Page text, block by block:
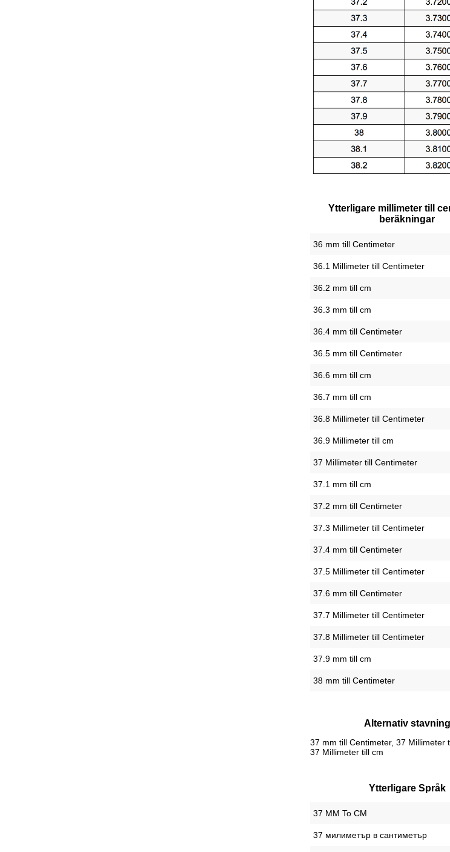
Ytterligare millimeter till
beräkningar
36 mm till Centimeter
36.1 Millimeter till Centimeter
36.2 mm till cm
36.3 mm till cm
36.4 mm till Centimeter
36.5 mm till Centimeter
36.6 mm till cm
36.7 mm till cm
36.8 Millimeter till Centimeter
36.9 Millimeter till cm
37 Millimeter till Centimeter
37.1 mm till cm
37.2 mm till Centimeter
37.3 Millimeter till Centimeter
37.4 mm till Centimeter
37.5 Millimeter till Centimeter
37.6 mm till Centimeter
37.7 Millimeter till Centimeter
37.8 Millimeter till Centimeter
37.9 mm till cm
38 mm till Centimeter
Alternativ stavning
37 mm till Centimeter, 37 Millimeter
37 Millimeter till cm
Ytterligare Språk
‎37 MM To CM
‎37 милиметър в сантиметър